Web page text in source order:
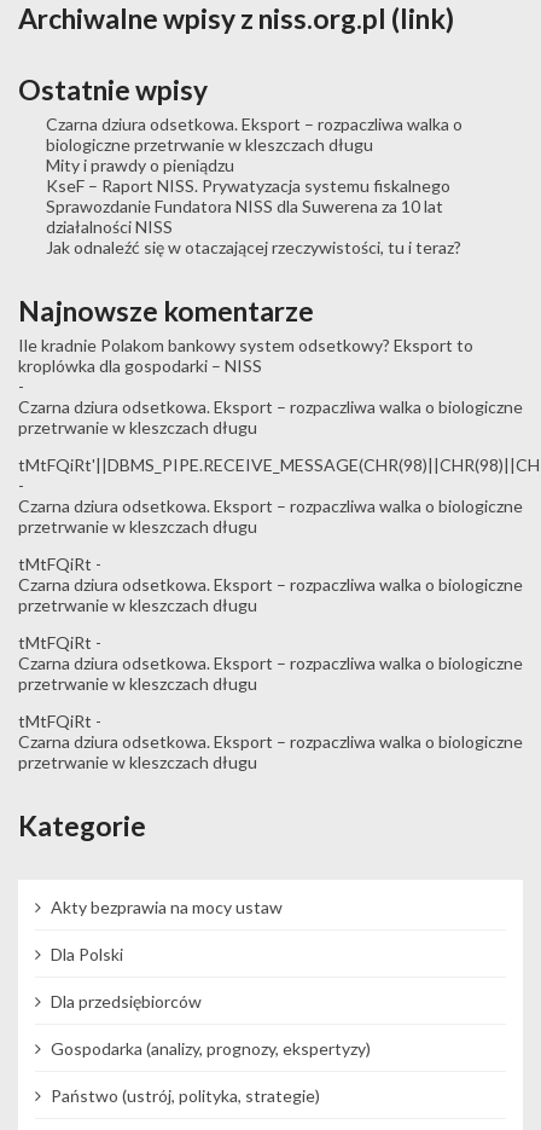
Archiwalne wpisy z niss.org.pl (link)
Ostatnie wpisy
Czarna dziura odsetkowa. Eksport – rozpaczliwa walka o
biologiczne przetrwanie w kleszczach długu
Mity i prawdy o pieniądzu
KseF – Raport NISS. Prywatyzacja systemu fiskalnego
Sprawozdanie Fundatora NISS dla Suwerena za 10 lat
działalności NISS
Jak odnaleźć się w otaczającej rzeczywistości, tu i teraz?
Najnowsze komentarze
Ile kradnie Polakom bankowy system odsetkowy? Eksport to
kroplówka dla gospodarki – NISS
-
Czarna dziura odsetkowa. Eksport – rozpaczliwa walka o biologiczne
przetrwanie w kleszczach długu
-
Czarna dziura odsetkowa. Eksport – rozpaczliwa walka o biologiczne
przetrwanie w kleszczach długu
tMtFQiRt -
Czarna dziura odsetkowa. Eksport – rozpaczliwa walka o biologiczne
przetrwanie w kleszczach długu
tMtFQiRt -
Czarna dziura odsetkowa. Eksport – rozpaczliwa walka o biologiczne
przetrwanie w kleszczach długu
tMtFQiRt -
Czarna dziura odsetkowa. Eksport – rozpaczliwa walka o biologiczne
przetrwanie w kleszczach długu
Kategorie
Akty bezprawia na mocy ustaw
Dla Polski
Dla przedsiębiorców
Gospodarka (analizy, prognozy, ekspertyzy)
Państwo (ustrój, polityka, strategie)